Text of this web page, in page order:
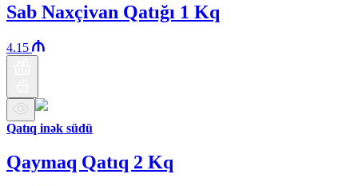
Sab Naxçivan Qatığı 1 Kq
4.15
Qatıq inək südü
Qaymaq Qatıq 2 Kq